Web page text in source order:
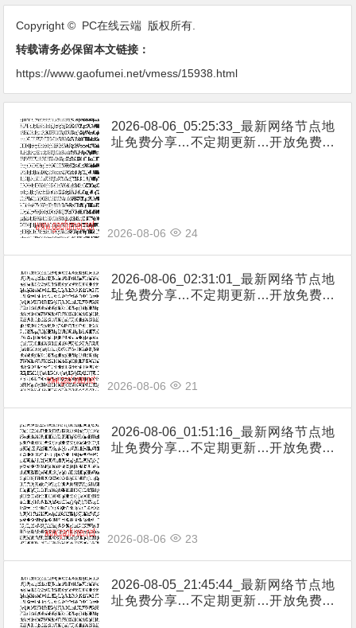
Copyright © PC在线云端 版权所有.
转载请务必保留本文链接：
https://www.gaofumei.net/vmess/15938.html
2026-08-06_05:25:33_最新网络节点地
址免费分享…不定期更新…开放免费分
2026-08-06 24
2026-08-06_02:31:01_最新网络节点地
址免费分享…不定期更新…开放免费分
2026-08-06 21
2026-08-06_01:51:16_最新网络节点地
址免费分享…不定期更新…开放免费分
2026-08-06 23
2026-08-05_21:45:44_最新网络节点地
址免费分享…不定期更新…开放免费分